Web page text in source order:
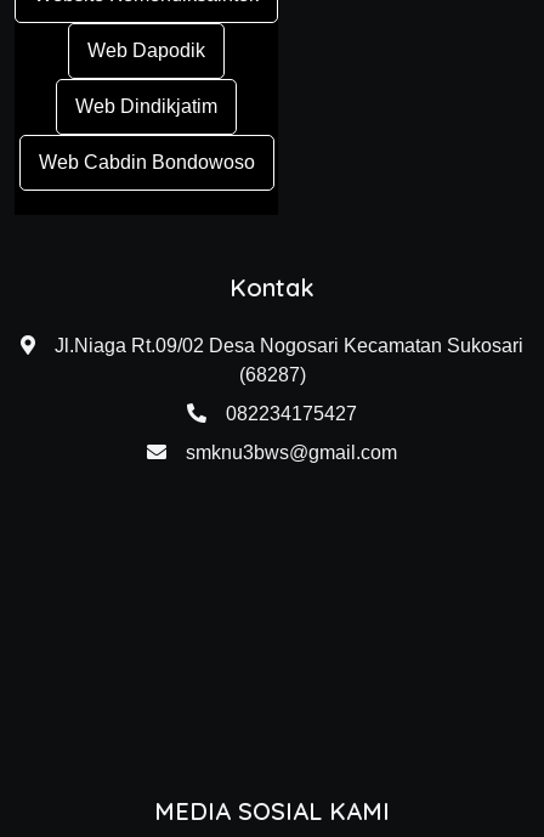
Web Dapodik
Web Dindikjatim
Web Cabdin Bondowoso
Kontak
Jl.Niaga Rt.09/02 Desa Nogosari Kecamatan Sukosari
(68287)
082234175427
smknu3bws@gmail.com
MEDIA SOSIAL KAMI